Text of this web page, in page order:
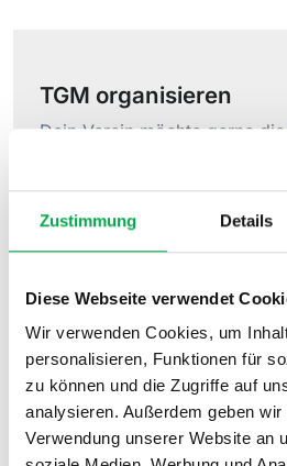
Zustimmung Details
Diese Webseite verwendet
Wir verwenden Cookies, um
personalisieren, Funktionen für
zu können und die Zugriffe auf
analysieren. Außerdem geben
Verwendung unserer Website an
TGM organisieren
Dein Verein möchte gerne
Meisterschaft im
Gibt es bereits einen
Anlassvergabeliste (pdf)
Wie sehen die Bedingungen
Reglement TGM
Vereinsturnen (pdf)